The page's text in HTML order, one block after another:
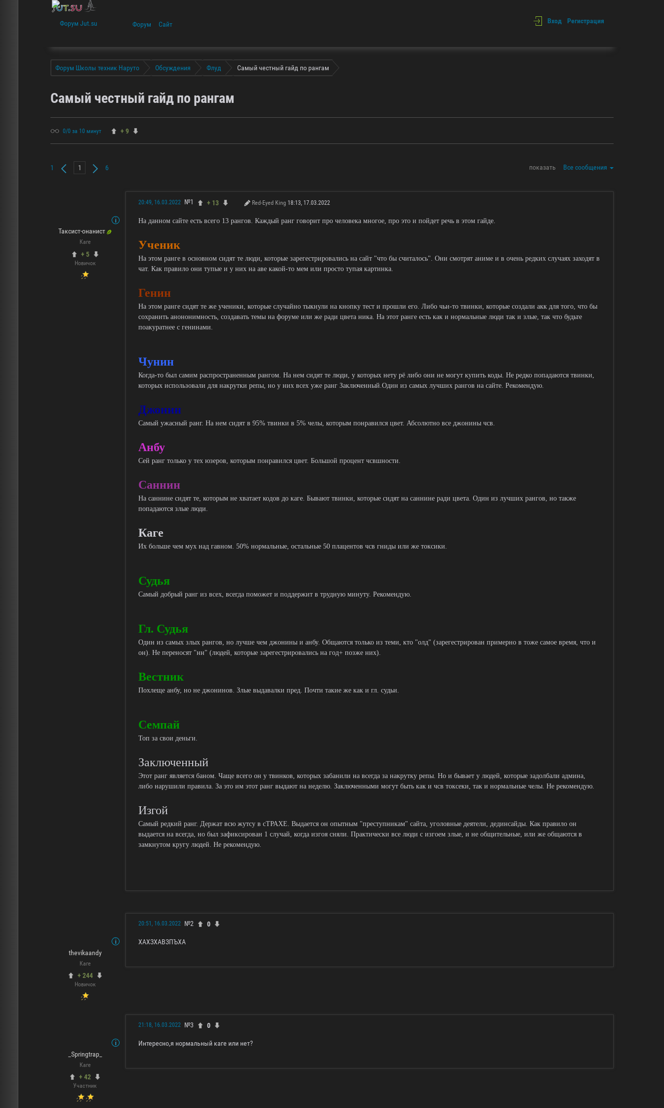
Форум Сайт Вход Регистрация
Форум Школы техник Наруто Обсуждения Флуд Самый честный гайд по рангам
Самый честный гайд по рангам
0/0 за 10 минут + 9
1 6 показать Все сообщения
Таксист-онанист
Каге
+ 5
Новичок
20:49, 16.03.2022 №1 + 13 Red-Eyed King 18:13, 17.03.2022
На данном сайте есть всего 13 рангов. Каждый ранг говорит про человека многое, про это и пойдет речь в этом гайде.
Ученик
На этом ранге в основном сидят те люди, которые зарегестрировались на сайт "что бы считалось". Они смотрят аниме и в очень редких случаях заходят в
чат. Как правило они тупые и у них на аве какой-то мем или просто тупая картинка.
Генин
На этом ранге сидят те же ученики, которые случайно тыкнули на кнопку тест и прошли его. Либо чьи-то твинки, которые создали акк для того, что бы
сохранить анононимность, создавать темы на форуме или же ради цвета ника. На этот ранге есть как и нормальные люди так и злые, так что будьте
поакуратнее с генинами.
Чунин
Когда-то был самим распространенным рангом. На нем сидят те люди, у которых нету рё либо они не могут купить коды. Не редко попадаются твинки,
которых использовали для накрутки репы, но у них всех уже ранг Заключенный.Один из самых лучших рангов на сайте. Рекомендую.
Джонин
Самый ужасный ранг. На нем сидят в 95% твинки в 5% челы, которым понравился цвет. Абсолютно все джонины чсв.
Анбу
Сей ранг только у тех юзеров, которым понравился цвет. Большой процент чсвшности.
Саннин
На саннине сидят те, которым не хватает кодов до каге. Бывают твинки, которые сидят на саннине ради цвета. Один из лучших рангов, но также
попадаются злые люди.
Каге
Их больше чем мух над гавном. 50% нормальные, остальные 50 плацентов чсв гниды или же токсики.
Судья
Самый добрый ранг из всех, всегда поможет и поддержит в трудную минуту. Рекомендую.
Гл. Судья
Один из самых злых рангов, но лучше чем джонины и анбу. Общаются только из теми, кто "олд" (зарегестрирован примерно в тоже самое время, что и
он). Не переносят "нн" (людей, которые зарегестрировались на год+ позже них).
Вестник
Похлеще анбу, но не джонинов. Злые выдавалки пред. Почти такие же как и гл. судьи.
Семпай
Топ за свои деньги.
Заключенный
Этот ранг является баном. Чаще всего он у твинков, которых забанили на всегда за накрутку репы. Но и бывает у людей, которые задолбали админа,
либо нарушили правила. За это им этот ранг выдают на неделю. Заключенными могут быть как и чсв токсеки, так и нормальные челы. Не рекомендую.
Изгой
Самый редкий ранг. Держат всю жутсу в сТРАХЕ. Выдается он опытным "преступникам" сайта, уголовные деятели, дединсайды. Как правило он
выдается на всегда, но был зафиксирован 1 случай, когда изгоя сняли. Практически все люди с изгоем злые, и не общительные, или же общаются в
замкнутом кругу людей. Не рекомендую.
thevikaandy
Каге
+ 244
Новичок
20:51, 16.03.2022 №2 0
ХАХЗХАВЗПЪХА
_Springtrap_
Каге
+ 42
Участник
21:18, 16.03.2022 №3 0
Интересно,я нормальный каге или нет?